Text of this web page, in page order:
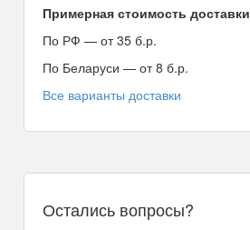
Примерная стоимость доставки
По РФ — от 35 б.р.
По Беларуси — от 8 б.р.
Все варианты доставки
Остались вопросы?